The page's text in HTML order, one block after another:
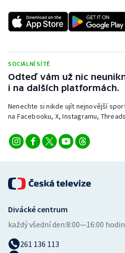
SOCIÁLNÍ SÍTĚ
Odteď vám už nic
i na dalších platformách.
Nenechte si nikde ujít nejnovější
na Facebooku, X, Instagramu,
Divácké centrum
každý všední den:8:00—16:00 hodin
261 136 113